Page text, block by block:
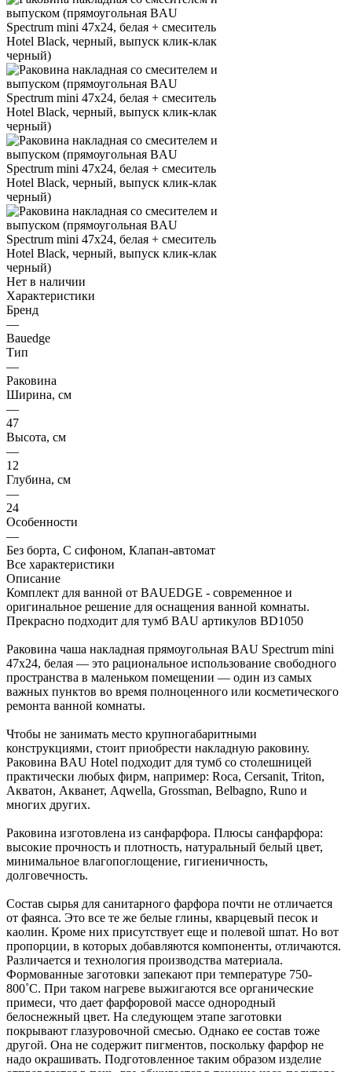
Нет в наличии
Характеристики
Бренд
—
Bauedge
Тип
—
Раковина
Ширина, см
—
47
Высота, см
—
12
Глубина, см
—
24
Особенности
—
Без борта, С сифоном, Клапан-автомат
Все характеристики
Описание
Комплект для ванной от BAUEDGE - современное и
оригинальное решение для оснащения ванной комнаты.
Прекрасно подходит для тумб BAU артикулов BD1050
Раковина чаша накладная прямоугольная BAU Spectrum mini
47х24, белая — это рациональное использование свободного
пространства в маленьком помещении — один из самых
важных пунктов во время полноценного или косметического
ремонта ванной комнаты.
Чтобы не занимать место крупногабаритными
конструкциями, стоит приобрести накладную раковину.
Раковина BAU Hotel подходит для тумб со столешницей
практически любых фирм, например: Roca, Cersanit, Triton,
Акватон, Акванет, Aqwella, Grossman, Belbagno, Runo и
многих других.
Раковина изготовлена из санфарфора. Плюсы санфарфора:
высокие прочность и плотность, натуральный белый цвет,
минимальное влагопоглощение, гигиеничность,
долговечность.
Состав сырья для санитарного фарфора почти не отличается
от фаянса. Это все те же белые глины, кварцевый песок и
каолин. Кроме них присутствует еще и полевой шпат. Но вот
пропорции, в которых добавляются компоненты, отличаются.
Различается и технология производства материала.
Формованные заготовки запекают при температуре 750-
800˚С. При таком нагреве выжигаются все органические
примеси, что дает фарфоровой массе однородный
белоснежный цвет. На следующем этапе заготовки
покрывают глазуровочной смесью. Однако ее состав тоже
другой. Она не содержит пигментов, поскольку фарфор не
надо окрашивать. Подготовленное таким образом изделие